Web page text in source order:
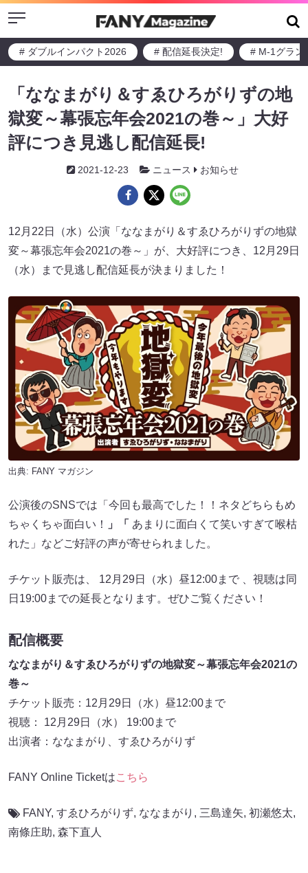
Menu
# ダブルインパクト2026 # 配信延長決定! # M-1グラン
「ななまがり＆すゑひろがりずの地
獄変～幕張忘年会2021の巻～」大好
評につき見逃し配信延長!
2021-12-23 ニュース お知らせ
12月22日（水）公演「ななまがり＆すゑひろがりずの地獄
変～幕張忘年会2021の巻～」が、大好評につき、12月29日
（水）まで見逃し配信延長が決まりました！
出典: FANY マガジン
公演後のSNSでは「今回も最高でした！！ネタどちらもめ
ちゃくちゃ面白い！
」「 あまりに面白くて笑いすぎて喉枯
れた」などご好評の声が寄せられました。
チケット販売は、 12月29日（水）昼12:00まで 、視聴は同
日19:00までの延長となります。ぜひご覧ください！
配信概要
ななまがり＆すゑひろがりずの地獄変～幕張忘年会2021の
巻～
チケット販売：12月29日（水）昼12:00まで
視聴： 12月29日（水） 19:00まで
出演者：ななまがり、すゑひろがりず
FANY Online Ticketはこちら
FANY, すゑひろがりず, ななまがり , 三島達矢, 初瀬悠太,
南條庄助, 森下直人